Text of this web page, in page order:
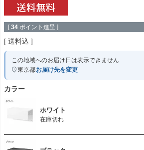
[ 34 ポイント進呈 ]
送料込
この地域へのお届け日は表示できません
東京都お届け先を変更
カラー
ホワイト
在庫切れ